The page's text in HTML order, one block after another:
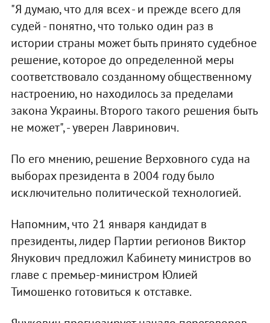
"Я думаю, что для всех - и прежде всего для
судей - понятно, что только один раз в
истории страны может быть принято судебное
решение, которое до определенной меры
соответствовало созданному общественному
настроению, но находилось за пределами
закона Украины. Второго такого решения быть
не может", - уверен Лавринович.
По его мнению, решение Верховного суда на
выборах президента в 2004 году было
исключительно политической технологией.
Напомним, что 21 января кандидат в
президенты, лидер Партии регионов Виктор
Янукович предложил Кабинету министров во
главе с премьер-министром Юлией
Тимошенко готовиться к отставке.